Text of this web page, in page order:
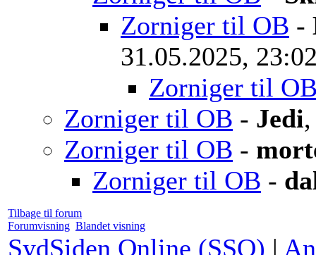
Zorniger til OB -
31.05.2025,
Zorniger til
Zorniger til OB - Jedi
Zorniger til OB -
Zorniger til OB -
Tilbage til forum
Forumvisning Blandet visning
SydSiden Online (SSO) |